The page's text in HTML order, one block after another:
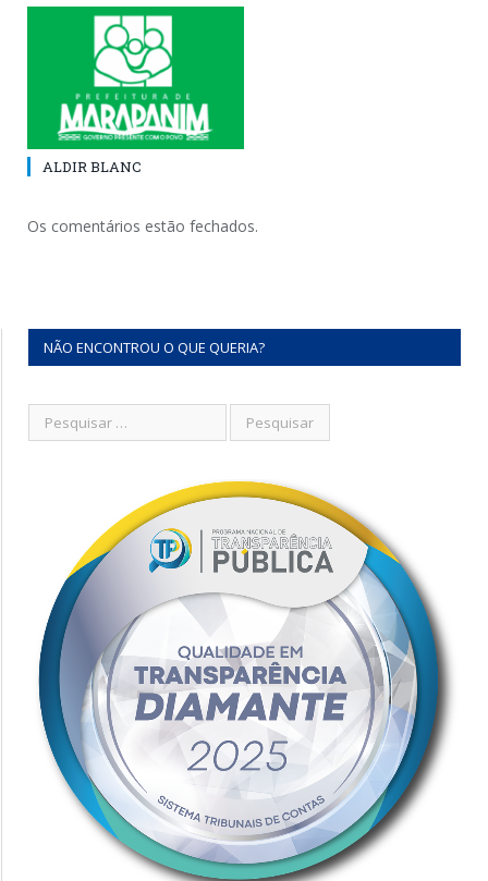
ALDIR BLANC
Os comentários estão fechados.
NÃO ENCONTROU O QUE QUERIA?